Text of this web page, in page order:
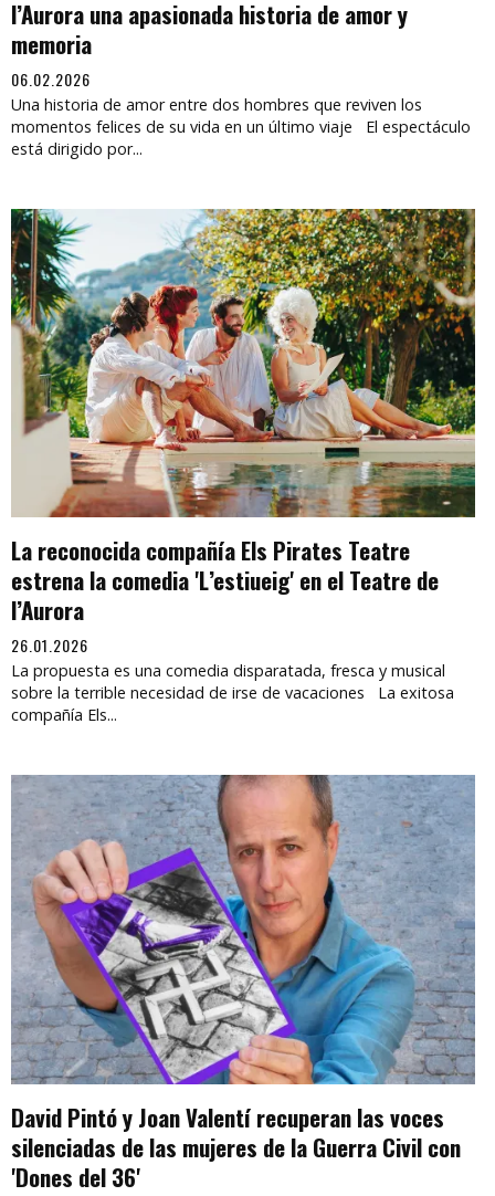
l’Aurora una apasionada historia de amor y
memoria
06.02.2026
Una historia de amor entre dos hombres que reviven los
momentos felices de su vida en un último viaje El espectáculo
está dirigido por...
La reconocida compañía Els Pirates Teatre
estrena la comedia 'L’estiueig' en el Teatre de
l’Aurora
26.01.2026
La propuesta es una comedia disparatada, fresca y musical
sobre la terrible necesidad de irse de vacaciones La exitosa
compañía Els...
David Pintó y Joan Valentí recuperan las voces
silenciadas de las mujeres de la Guerra Civil con
'Dones del 36'